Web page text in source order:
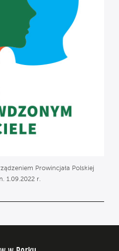
Prowincjała Polskiej
1.09.2022 r.